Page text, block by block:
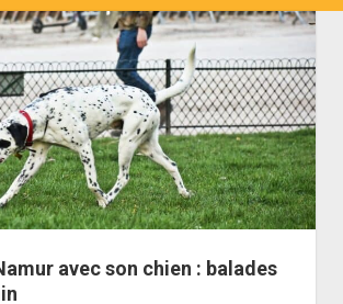
avec son chien : balades